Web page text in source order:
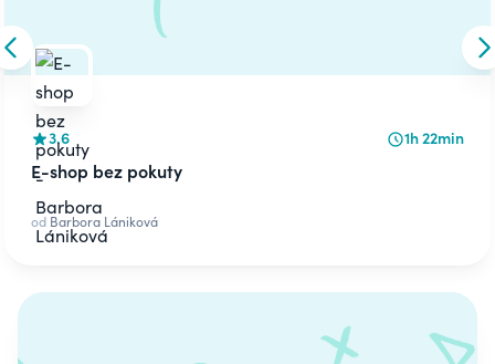
Skip to previous slide
3.6 1h 22min
E-shop bez pokuty
od Barbora Lániková